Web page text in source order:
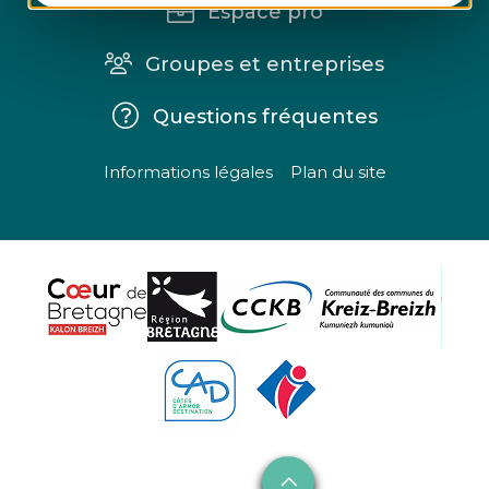
Espace pro
Groupes et entreprises
Questions fréquentes
Informations légales Plan du site